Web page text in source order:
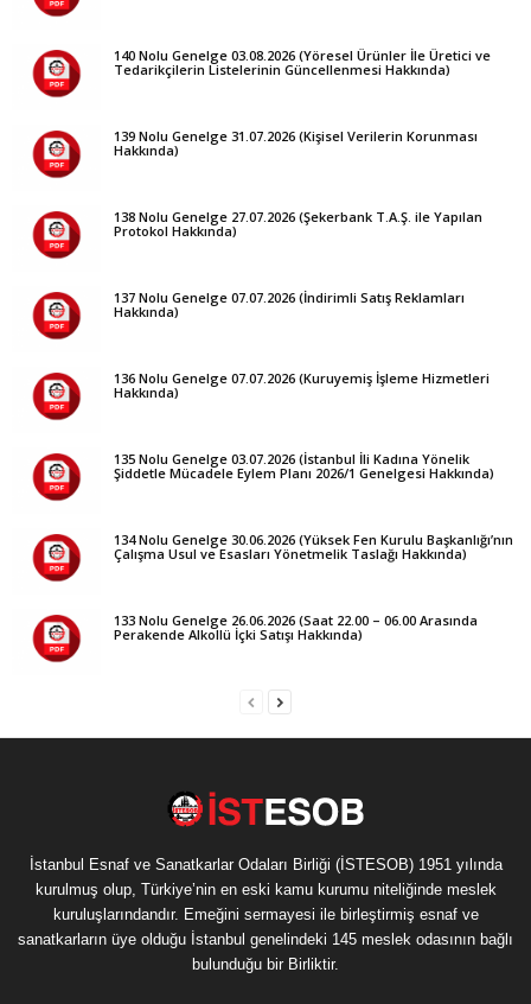
140 Nolu Genelge 03.08.2026 (Yöresel Ürünler İle Üretici ve
Tedarikçilerin Listelerinin Güncellenmesi Hakkında)
139 Nolu Genelge 31.07.2026 (Kişisel Verilerin Korunması
Hakkında)
138 Nolu Genelge 27.07.2026 (Şekerbank T.A.Ş. ile Yapılan
Protokol Hakkında)
137 Nolu Genelge 07.07.2026 (İndirimli Satış Reklamları
Hakkında)
136 Nolu Genelge 07.07.2026 (Kuruyemiş İşleme Hizmetleri
Hakkında)
135 Nolu Genelge 03.07.2026 (İstanbul İli Kadına Yönelik
Şiddetle Mücadele Eylem Planı 2026/1 Genelgesi Hakkında)
134 Nolu Genelge 30.06.2026 (Yüksek Fen Kurulu Başkanlığı’nın
Çalışma Usul ve Esasları Yönetmelik Taslağı Hakkında)
133 Nolu Genelge 26.06.2026 (Saat 22.00 – 06.00 Arasında
Perakende Alkollü İçki Satışı Hakkında)
İstanbul Esnaf ve Sanatkarlar Odaları Birliği (İSTESOB) 1951 yılında
kurulmuş olup, Türkiye’nin en eski kamu kurumu niteliğinde meslek
kuruluşlarındandır. Emeğini sermayesi ile birleştirmiş esnaf ve
sanatkarların üye olduğu İstanbul genelindeki 145 meslek odasının bağlı
bulunduğu bir Birliktir.